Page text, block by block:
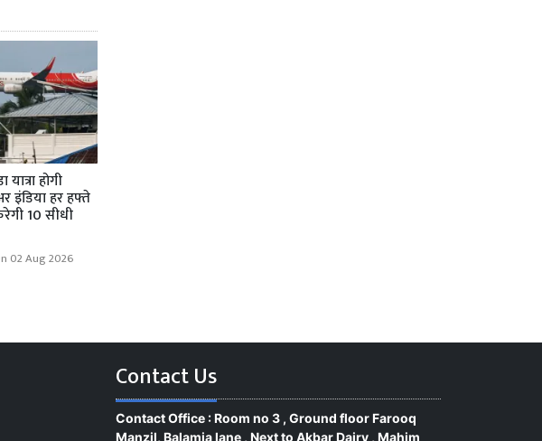
होगी
इंडिया हर हफ्ते
10 सीधी
02 Aug 2026
Contact Us
Contact Office : Room no 3 , Ground floor Farooq
Manzil, Balamia lane , Next to Akbar Dairy , Mahim